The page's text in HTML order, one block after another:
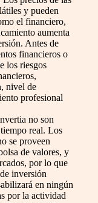
y pueden
el financiero,
aumenta
Antes de
financieros o
los riesgos
nivel de
profesional
no son
real. Los
se proveen
de valores, y
por lo que
inversión
en ningún
por la actividad